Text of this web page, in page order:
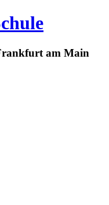
am Main